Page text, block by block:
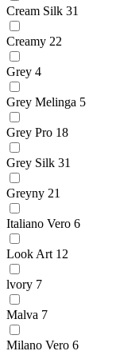
Cream Silk 31
Creamy 22
Grey 4
Grey Melinga 5
Grey Pro 18
Grey Silk 31
Greyny 21
Italiano Vero 6
Look Art 12
lvory 7
Malva 7
Milano Vero 6